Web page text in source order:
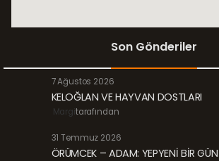
Son Gönderiler
7 Ağustos 2026
KELOĞLAN VE HAYVAN DOSTLARI
Margitarafından
31 Temmuz 2026
ÖRÜMCEK – ADAM: YEPYENİ BİR GÜN